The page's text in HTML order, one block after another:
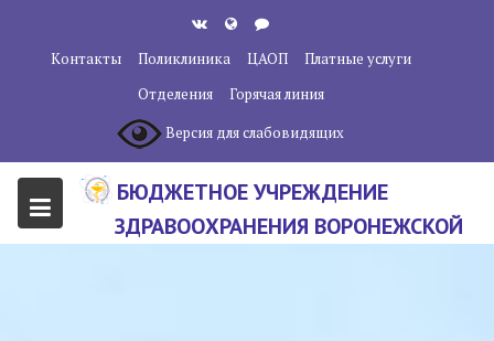
содержанию
Контакты Поликлиника ЦАОП
Платные услуги
Отделения
Горячая линия
Версия для слабовидящих
БЮДЖЕТНОЕ УЧРЕЖДЕНИЕ
ЗДРАВООХРАНЕНИЯ ВОРОНЕЖСКОЙ